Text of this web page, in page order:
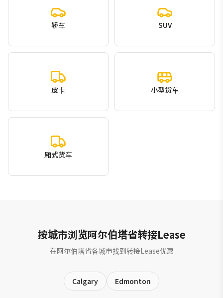
轿车 SUV
皮卡 小型货车
厢式货车
按城市浏览阿尔伯塔省转接Lease
在阿尔伯塔省各城市找到转接Lease优惠
Calgary Edmonton